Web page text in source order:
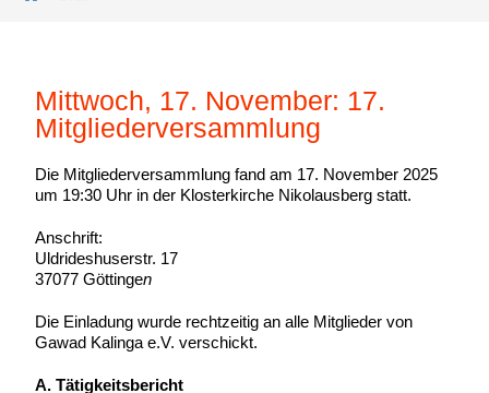
Mittwoch, 17. November: 17.
Mitgliederversammlung
Die Mitgliederversammlung fand am 17. November 2025
um 19:30 Uhr in der Klosterkirche Nikolausberg statt.
Anschrift:
Uldrideshuserstr. 17
37077 Göttingen
Die Einladung wurde rechtzeitig an alle Mitglieder von
Gawad Kalinga e.V. verschickt.
A. Tätigkeitsbericht